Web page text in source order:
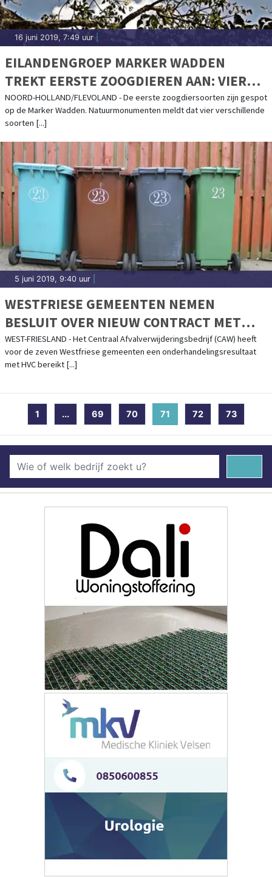
16 juni 2019, 7:49 uur
EILANDENGROEP MARKER WADDEN
TREKT EERSTE ZOOGDIEREN AAN: VIER
SOORTEN VLEERMUIZEN GESPOT
NOORD-HOLLAND/FLEVOLAND - De eerste zoogdiersoorten zijn gespot
op de Marker Wadden. Natuurmonumenten meldt dat vier verschillende
soorten [...]
5 juni 2019, 9:40 uur
WESTFRIESE GEMEENTEN NEMEN
BESLUIT OVER NIEUW CONTRACT MET
HVC
WEST-FRIESLAND - Het Centraal Afvalverwijderingsbedrijf (CAW) heeft
voor de zeven Westfriese gemeenten een onderhandelingsresultaat
met HVC bereikt [...]
1 ... 69 70 71 (current)
72 73